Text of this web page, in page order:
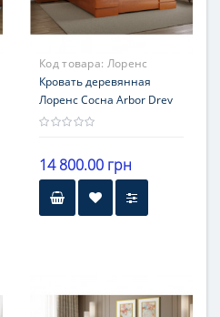
Код товара: Лоренс
Кровать деревянная
Лоренс Сосна Arbor Drev
14 800.00 грн